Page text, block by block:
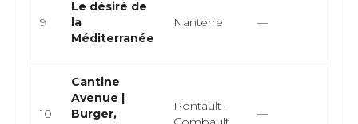
9
Le désiré de
la
Méditerranée
Nanterre —
10
Cantine
Avenue |
Burger,
Pontault-
—